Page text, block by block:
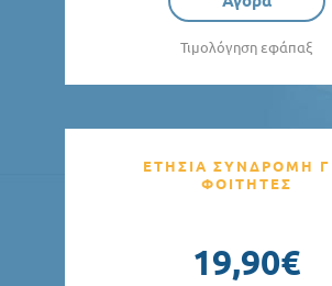
Τιμολόγηση εφάπαξ
ΕΤΗΣΙΑ ΣΥΝΔΡΟΜΗ
ΦΟΙΤΗΤΕΣ
19,90€